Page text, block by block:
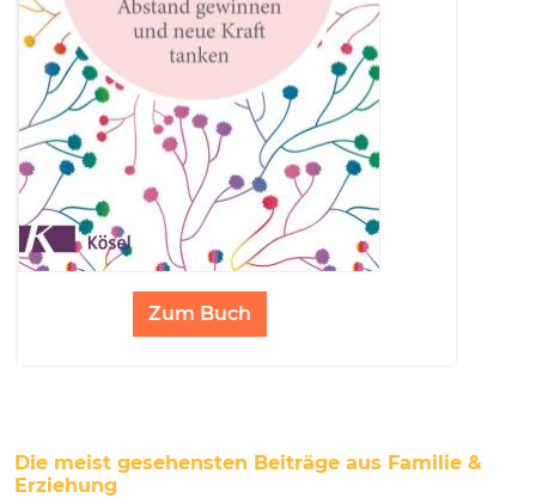
Zum Buch
Die meist gesehensten Beiträge aus Familie &
Erziehung